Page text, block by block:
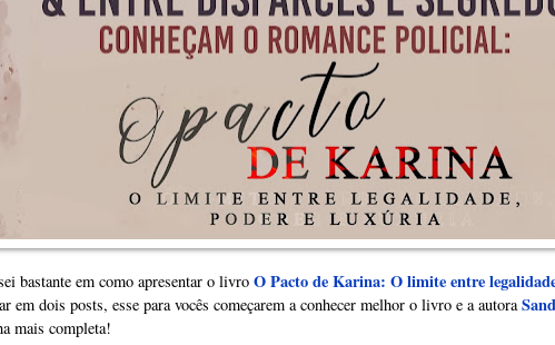
bastante em como apresentar o livro O Pacto de Karina: O limite entre
em dois posts, esse para vocês começarem a conhecer melhor o livro e a autora
mais completa!